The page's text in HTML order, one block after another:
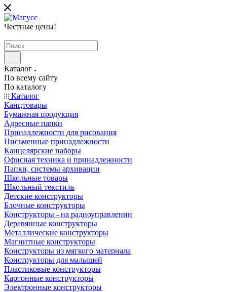
Честные цены!
Каталог
По всему сайту
По каталогу
Каталог
Канцтовары
Бумажная продукция
Адресные папки
Принадлежности для рисования
Письменные принадлежности
Канцелярские наборы
Офисная техника и принадлежности
Папки, системы архивации
Школьные товары
Школьный текстиль
Детские конструкторы
Блочные конструкторы
Конструкторы - на радиоуправлении
Деревянные конструкторы
Металлические конструкторы
Магнитные конструкторы
Конструкторы из мягкого материала
Конструкторы для малышей
Пластиковые конструкторы
Картонные конструкторы
Электронные конструкторы